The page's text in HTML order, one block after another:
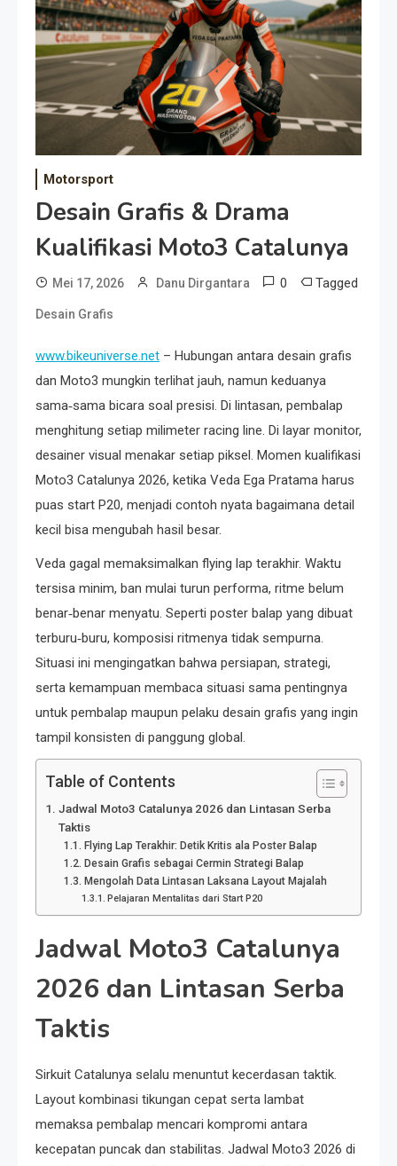
Event Besar
Motorsport
Desain Grafis & Drama
Kualifikasi Moto3 Catalunya
Mei 17, 2026 Danu Dirgantara 0 Tagged
Desain Grafis
www.bikeuniverse.net – Hubungan antara desain grafis
dan Moto3 mungkin terlihat jauh, namun keduanya
sama‑sama bicara soal presisi. Di lintasan, pembalap
menghitung setiap milimeter racing line. Di layar monitor,
desainer visual menakar setiap piksel. Momen kualifikasi
Moto3 Catalunya 2026, ketika Veda Ega Pratama harus
puas start P20, menjadi contoh nyata bagaimana detail
kecil bisa mengubah hasil besar.
Veda gagal memaksimalkan flying lap terakhir. Waktu
tersisa minim, ban mulai turun performa, ritme belum
benar‑benar menyatu. Seperti poster balap yang dibuat
terburu‑buru, komposisi ritmenya tidak sempurna.
Situasi ini mengingatkan bahwa persiapan, strategi,
serta kemampuan membaca situasi sama pentingnya
untuk pembalap maupun pelaku desain grafis yang ingin
tampil konsisten di panggung global.
Table of Contents
Jadwal Moto3 Catalunya 2026 dan Lintasan Serba
Taktis
Flying Lap Terakhir: Detik Kritis ala Poster Balap
Desain Grafis sebagai Cermin Strategi Balap
Mengolah Data Lintasan Laksana Layout Majalah
Pelajaran Mentalitas dari Start P20
Jadwal Moto3 Catalunya
2026 dan Lintasan Serba
Taktis
Sirkuit Catalunya selalu menuntut kecerdasan taktik.
Layout kombinasi tikungan cepat serta lambat
memaksa pembalap mencari kompromi antara
kecepatan puncak dan stabilitas. Jadwal Moto3 2026 di